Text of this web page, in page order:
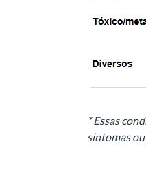
* Essas
sintomas